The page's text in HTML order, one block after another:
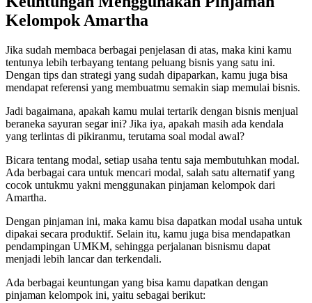
Kelompok Amartha
Jika sudah membaca berbagai penjelasan di atas, maka kini kamu
tentunya lebih terbayang tentang peluang bisnis yang satu ini.
Dengan tips dan strategi yang sudah dipaparkan, kamu juga bisa
mendapat referensi yang membuatmu semakin siap memulai bisnis.
Jadi bagaimana, apakah kamu mulai tertarik dengan bisnis menjual
beraneka sayuran segar ini? Jika iya, apakah masih ada kendala
yang terlintas di pikiranmu, terutama soal modal awal?
Bicara tentang modal, setiap usaha tentu saja membutuhkan modal.
Ada berbagai cara untuk mencari modal, salah satu alternatif yang
cocok untukmu yakni menggunakan pinjaman kelompok dari
Amartha.
Dengan pinjaman ini, maka kamu bisa dapatkan modal usaha untuk
dipakai secara produktif. Selain itu, kamu juga bisa mendapatkan
pendampingan UMKM, sehingga perjalanan bisnismu dapat
menjadi lebih lancar dan terkendali.
Ada berbagai keuntungan yang bisa kamu dapatkan dengan
pinjaman kelompok ini, yaitu sebagai berikut: